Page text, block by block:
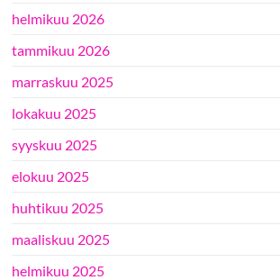
helmikuu 2026
tammikuu 2026
marraskuu 2025
lokakuu 2025
syyskuu 2025
elokuu 2025
huhtikuu 2025
maaliskuu 2025
helmikuu 2025